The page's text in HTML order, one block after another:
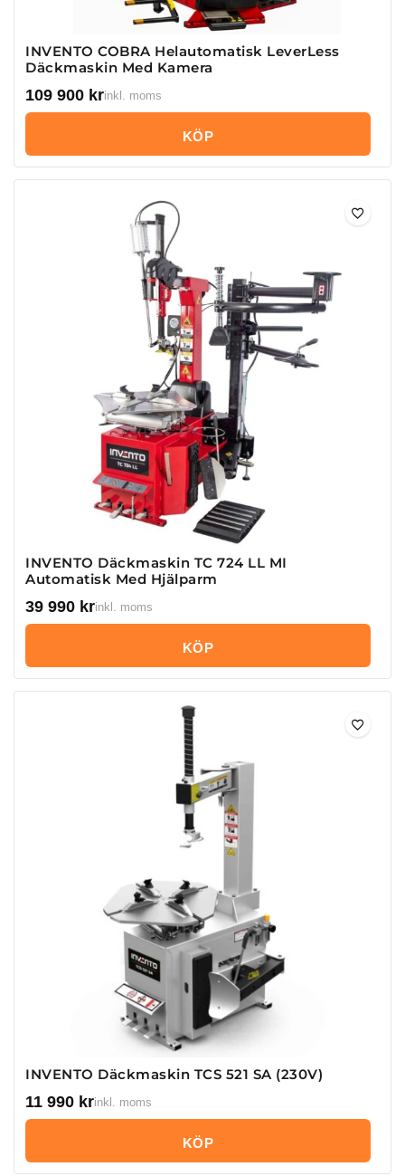
INVENTO COBRA Helautomatisk LeverLess
Däckmaskin Med Kamera
109 900 krinkl. moms
KÖP
INVENTO Däckmaskin TC 724 LL MI
Automatisk Med Hjälparm
39 990 krinkl. moms
KÖP
INVENTO Däckmaskin TCS 521 SA (230V)
11 990 krinkl. moms
KÖP